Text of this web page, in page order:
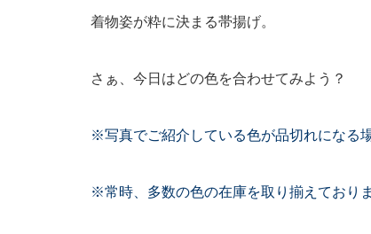
着物姿が粋に決まる帯揚げ。
さぁ、今日はどの色を合わせてみよう？
※写真でご紹介している色が品切れになる
※常時、多数の色の在庫を取り揃えており